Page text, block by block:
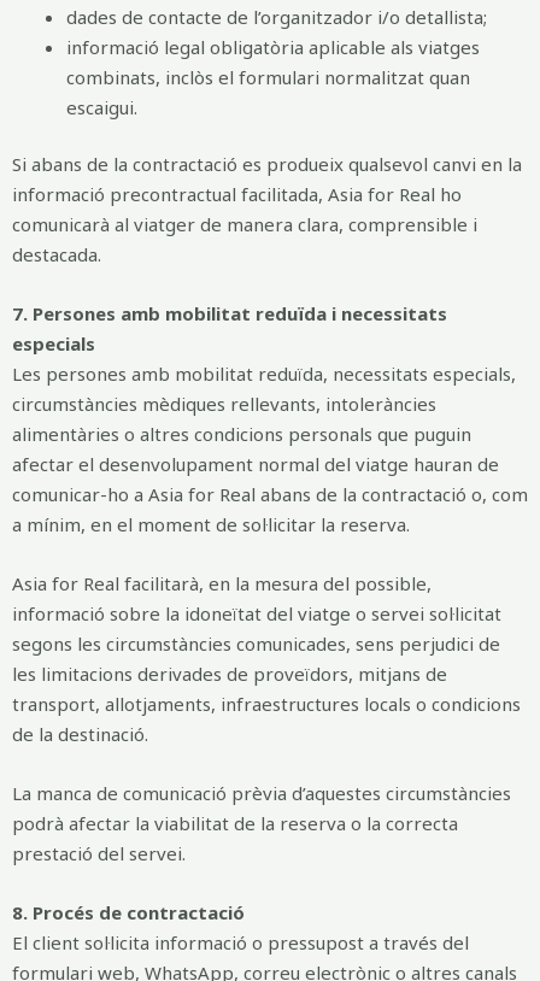
dades de contacte de l’organitzador i/o detallista;
informació legal obligatòria aplicable als viatges
combinats, inclòs el formulari normalitzat quan
escaigui.
Si abans de la contractació es produeix qualsevol canvi en la
informació precontractual facilitada, Asia for Real ho
comunicarà al viatger de manera clara, comprensible i
destacada.
7. Persones amb mobilitat reduïda i necessitats
especials
Les persones amb mobilitat reduïda, necessitats especials,
circumstàncies mèdiques rellevants, intoleràncies
alimentàries o altres condicions personals que puguin
afectar el desenvolupament normal del viatge hauran de
comunicar-ho a Asia for Real abans de la contractació o, com
a mínim, en el moment de sol·licitar la reserva.
Asia for Real facilitarà, en la mesura del possible,
informació sobre la idoneïtat del viatge o servei sol·licitat
segons les circumstàncies comunicades, sens perjudici de
les limitacions derivades de proveïdors, mitjans de
transport, allotjaments, infraestructures locals o condicions
de la destinació.
La manca de comunicació prèvia d’aquestes circumstàncies
podrà afectar la viabilitat de la reserva o la correcta
prestació del servei.
8. Procés de contractació
El client sol·licita informació o pressupost a través del
formulari web, WhatsApp, correu electrònic o altres canals